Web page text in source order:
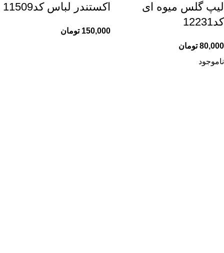
لیپ گلس میوه ای
کد12231
80,000 تومان
اکستندر لباس کد11509
150,000 تومان
ناموجود